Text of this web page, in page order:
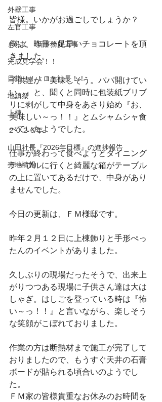
外壁工事
左官工事
きらく 新事務所工事
完成見学会！！
目指せ！！ロト社長！！
地鎮祭
上棟
２０２６年
山田社長『2026年目標』の進捗報告
売地情報
皆様。いかがお過ごしでしょうか？
僕は、昨日一足早いチョコレートを頂
きました。
子供達が『美味しそう。パパ開けてい
い。』と、聞くと同時に包装紙ブリブ
リに剥がして中身をあさり始め『お、
美味しい～っ！！』とムシャムシャ食
べていたようでした。
仕事が終わって食べようとダイニング
テーブルに行くと綺麗な箱がテーブル
の上に置いてあるだけで、中身があり
ませんでした。
今日の更新は、ＦＭ様邸です。
昨年２月１２日に上棟飾りと手形ぺっ
たんのイベントがありました。
久しぶりの現場だったそうで、出来上
がりつつある現場に子供さん達は大は
しゃぎ。はしごを登っている時は『怖
い～っ！！』と言いながら、楽しそう
な笑顔がこぼれておりました。
作業の方は断熱材まで施工が完了して
おりましたので、もうすぐ天井の石膏
ボードが貼られる頃合いのようでし
た。
ＦＭ家の皆様貴重なお休みのお時間を